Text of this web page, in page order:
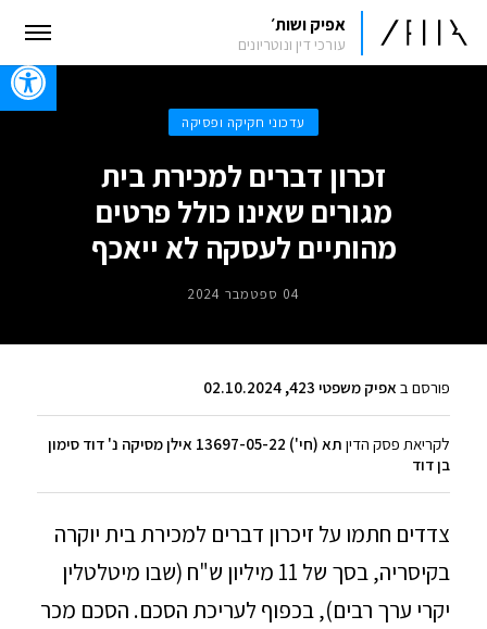
אפיק ושות׳
עורכי דין ונוטריונים
עדכוני חקיקה ופסיקה
זכרון דברים למכירת בית
מגורים שאינו כולל פרטים
מהותיים לעסקה לא ייאכף
04 ספטמבר 2024
פורסם ב אפיק משפטי 423, 02.10.2024
לקריאת פסק הדין
תא (חי') 13697-05-22 אילן מסיקה נ' דוד סימון
בן דוד
צדדים חתמו על זיכרון דברים למכירת בית יוקרה
בקיסריה, בסך של 11 מיליון ש"ח (שבו מיטלטלין
יקרי ערך רבים), בכפוף לעריכת הסכם. הסכם מכר